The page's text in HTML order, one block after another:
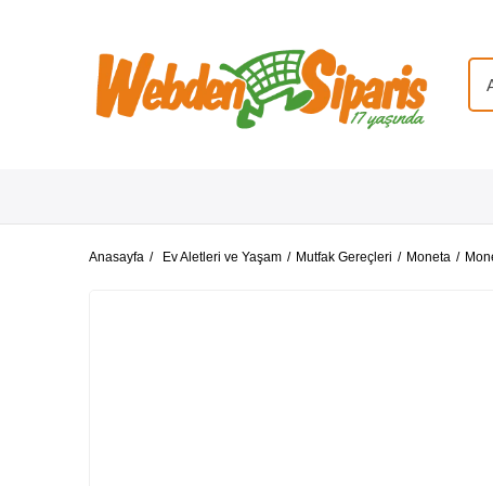
Anasayfa Ev Aletleri ve Yaşam Mutfak Gereçleri Moneta